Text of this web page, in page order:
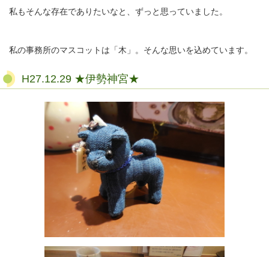
私もそんな存在でありたいなと、ずっと思っていました。
私の事務所のマスコットは「木」。そんな思いを込めています。
H27.12.29 ★伊勢神宮★